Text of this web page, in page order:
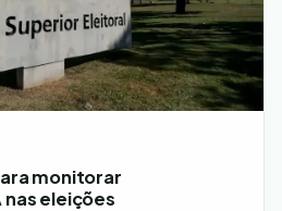
monitorar
eleições